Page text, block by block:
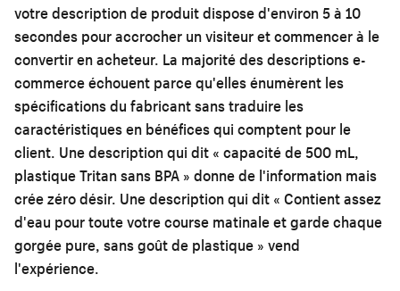
votre description de produit dispose d'environ 5 à 10
secondes pour accrocher un visiteur et commencer à le
convertir en acheteur. La majorité des descriptions e-
commerce échouent parce qu'elles énumèrent les
spécifications du fabricant sans traduire les
caractéristiques en bénéfices qui comptent pour le
client. Une description qui dit « capacité de 500 mL,
plastique Tritan sans BPA » donne de l'information mais
crée zéro désir. Une description qui dit « Contient assez
d'eau pour toute votre course matinale et garde chaque
gorgée pure, sans goût de plastique » vend
l'expérience.